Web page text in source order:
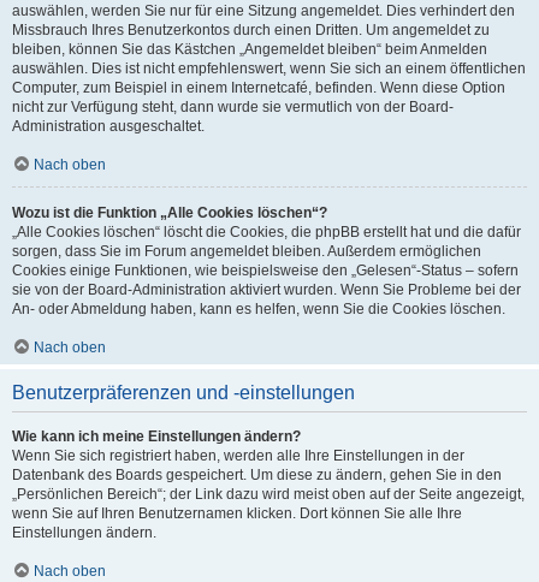
auswählen, werden Sie nur für eine Sitzung angemeldet. Dies verhindert den
Missbrauch Ihres Benutzerkontos durch einen Dritten. Um angemeldet zu
bleiben, können Sie das Kästchen „Angemeldet bleiben“ beim Anmelden
auswählen. Dies ist nicht empfehlenswert, wenn Sie sich an einem öffentlichen
Computer, zum Beispiel in einem Internetcafé, befinden. Wenn diese Option
nicht zur Verfügung steht, dann wurde sie vermutlich von der Board-
Administration ausgeschaltet.
Nach oben
Wozu ist die Funktion „Alle Cookies löschen“?
„Alle Cookies löschen“ löscht die Cookies, die phpBB erstellt hat und die dafür
sorgen, dass Sie im Forum angemeldet bleiben. Außerdem ermöglichen
Cookies einige Funktionen, wie beispielsweise den „Gelesen“-Status – sofern
sie von der Board-Administration aktiviert wurden. Wenn Sie Probleme bei der
An- oder Abmeldung haben, kann es helfen, wenn Sie die Cookies löschen.
Nach oben
Benutzerpräferenzen und -einstellungen
Wie kann ich meine Einstellungen ändern?
Wenn Sie sich registriert haben, werden alle Ihre Einstellungen in der
Datenbank des Boards gespeichert. Um diese zu ändern, gehen Sie in den
„Persönlichen Bereich“; der Link dazu wird meist oben auf der Seite angezeigt,
wenn Sie auf Ihren Benutzernamen klicken. Dort können Sie alle Ihre
Einstellungen ändern.
Nach oben